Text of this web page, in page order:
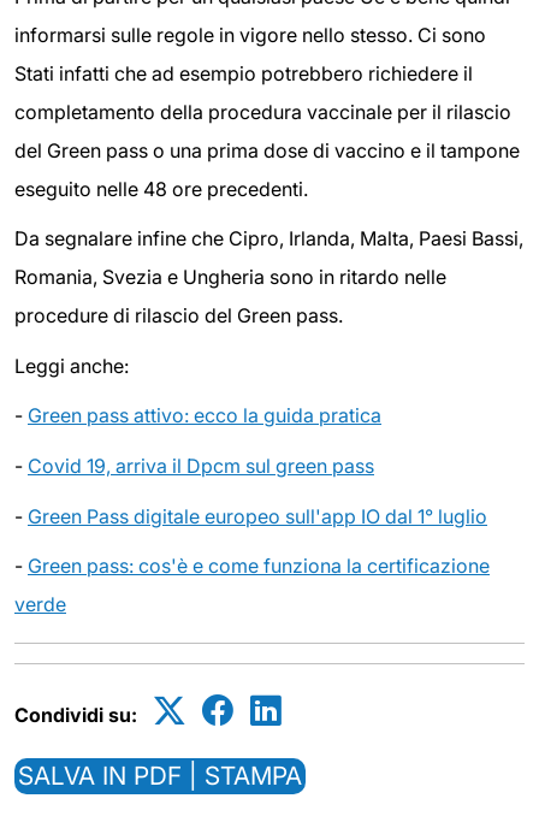
informarsi sulle regole in vigore nello stesso. Ci sono
Stati infatti che ad esempio potrebbero richiedere il
completamento della procedura vaccinale per il rilascio
del Green pass o una prima dose di vaccino e il tampone
eseguito nelle 48 ore precedenti.
Da segnalare infine che Cipro, Irlanda, Malta, Paesi Bassi,
Romania, Svezia e Ungheria sono in ritardo nelle
procedure di rilascio del Green pass.
Leggi anche:
- Green pass attivo: ecco la guida pratica
- Covid 19, arriva il Dpcm sul green pass
- Green Pass digitale europeo sull'app IO dal 1° luglio
- Green pass: cos'è e come funziona la certificazione
verde
Condividi su:
SALVA IN PDF | STAMPA